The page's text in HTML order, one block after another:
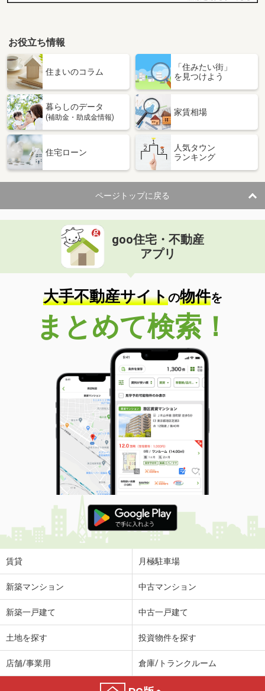
お役立ち情報
住まいのコラム
「住みたい街」
を見つけよう
暮らしのデータ
(補助金・助成金情報)
家賃相場
住宅ローン
人気タウン
ランキング
ページトップに戻る
goo住宅・不動産
アプリ
大手不動産サイトの物件を
まとめて検索！
賃貸 月極駐車場
新築マンション 中古マンション
新築一戸建て 中古一戸建て
土地を探す 投資物件を探す
店舗/事業用 倉庫/トランクルーム